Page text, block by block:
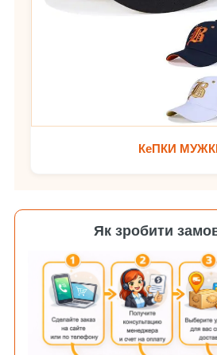
КеПКИ
Як зробити